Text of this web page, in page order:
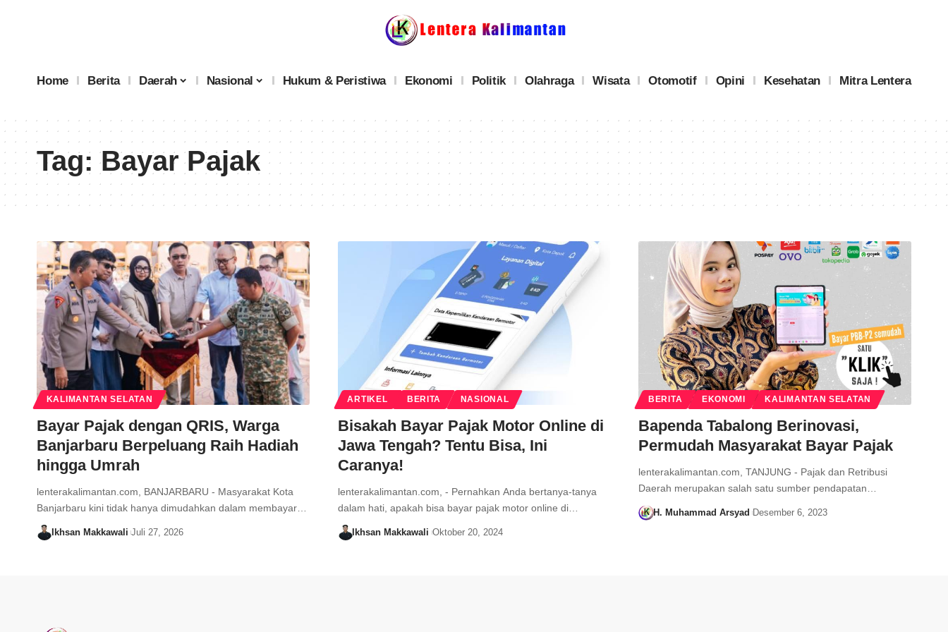
Home Berita Daerah Nasional Hukum & Peristiwa Ekonomi Politik Olahraga Wisata Otomotif Opini Kesehatan Mitra Lentera
Tag:Bayar Pajak
KALIMANTAN SELATAN
Bayar Pajak dengan QRIS, Warga
Banjarbaru Berpeluang Raih Hadiah
hingga Umrah
lenterakalimantan.com, BANJARBARU - Masyarakat Kota
Banjarbaru kini tidak hanya dimudahkan dalam membayar…
Ikhsan Makkawali Juli 27, 2026
ARTIKEL BERITA NASIONAL
Bisakah Bayar Pajak Motor Online di
Jawa Tengah? Tentu Bisa, Ini
Caranya!
lenterakalimantan.com, - Pernahkan Anda bertanya-tanya
dalam hati, apakah bisa bayar pajak motor online di…
Ikhsan Makkawali Oktober 20, 2024
BERITA EKONOMI KALIMANTAN SELATAN
Bapenda Tabalong Berinovasi,
Permudah Masyarakat Bayar Pajak
lenterakalimantan.com, TANJUNG - Pajak dan Retribusi
Daerah merupakan salah satu sumber pendapatan…
H. Muhammad Arsyad Desember 6, 2023